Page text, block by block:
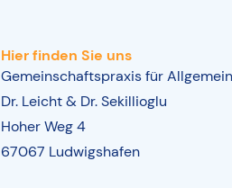
Hier finden Sie uns
Gemeinschaftspraxis für
Dr. Leicht & Dr. Sekillioglu
Hoher Weg 4
67067 Ludwigshafen